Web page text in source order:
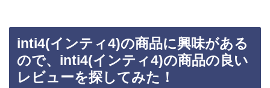
inti4(インティ4)の商品に興味がある
ので、inti4(インティ4)の商品の良い
レビューを探してみた！